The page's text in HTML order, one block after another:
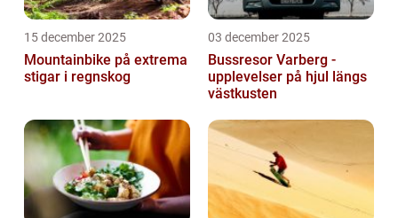
15 december 2025
Mountainbike på extrema
stigar i regnskog
03 december 2025
Bussresor Varberg -
upplevelser på hjul längs
västkusten